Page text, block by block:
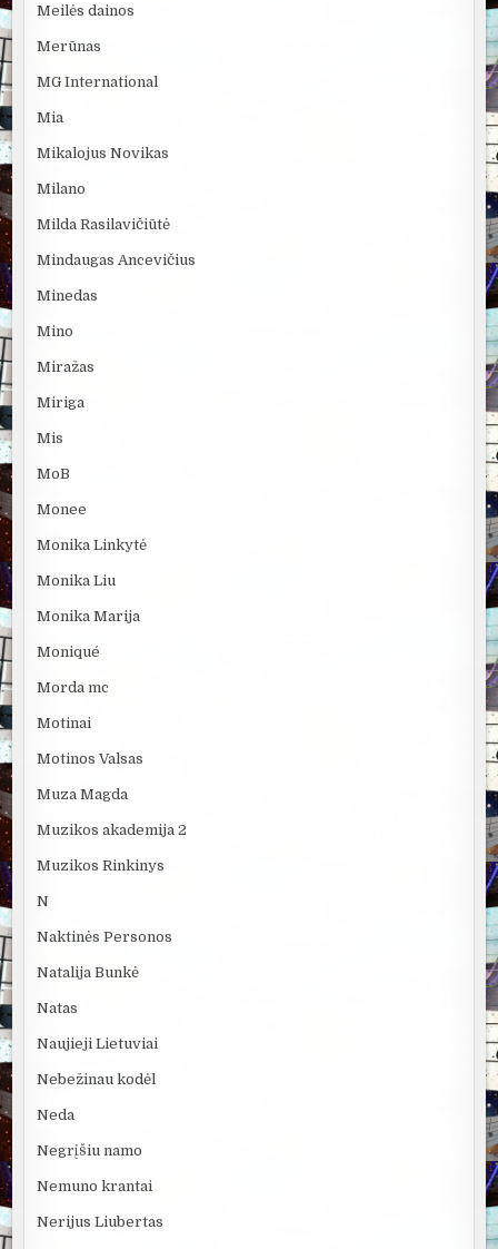
Meilės dainos
Merūnas
MG International
Mia
Mikalojus Novikas
Milano
Milda Rasilavičiūtė
Mindaugas Ancevičius
Minedas
Mino
Miražas
Miriga
Mis
MoB
Monee
Monika Linkytė
Monika Liu
Monika Marija
Moniqué
Morda mc
Motinai
Motinos Valsas
Muza Magda
Muzikos akademija 2
Muzikos Rinkinys
N
Naktinės Personos
Natalija Bunkė
Natas
Naujieji Lietuviai
Nebežinau kodėl
Neda
Negrįšiu namo
Nemuno krantai
Nerijus Liubertas